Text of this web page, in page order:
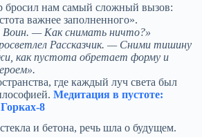
бросил нам самый сложный вызов:
важнее заполненного».
Воин. — Как снимать ничто?»
Рассказчик. — Сними тишину
как пустота обретает форму и
где каждый луч света был
Медитация в пустоте:
8
и бетона, речь шла о будущем.